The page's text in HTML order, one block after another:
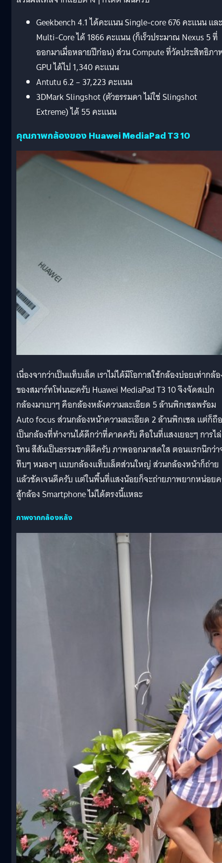
Geekbench 4.1 ได้คะแนน Single-core 676 คะแนน และ
Multi-Core ได้ 1866 คะแนน (ก็เร็วประมาณ Nexus 5 ที่
ออกมาเมื่อหลายปีก่อน) ส่วน Compute ที่วัดประสิทธิภา
GPU ได้ไป 1,340 คะแนน
Antutu 6.2 – 37,223 คะแนน
3DMark Slingshot (ตัวธรรมดา ไม่ใช่ Slingshot
Extreme) ได้ 55 คะแนน
คุณภาพกล้องของ Huawei MediaPad T3 10
เนื่องจากว่าเป็นแท็บเล็ต เราไม่ได้มีโอกาสใช้กล้องบ่อยเท่ากล้
ของสมาร์ทโฟนนะครับ Huawei MediaPad T3 10 จึงจัดสเปก
กล้องมาเบาๆ คือกล้องหลังความละเอียด 5 ล้านพิกเซลพร้อม
Auto focus ส่วนกล้องหน้าความละเอียด 2 ล้านพิกเซล แต่ก็ถื
เป็นกล้องที่ทำงานได้ดีกว่าที่คาดครับ คือในที่แสงเยอะๆ การไล่
โทน สีสันเป็นธรรมชาติดีครับ ภาพออกมาสดใส ตอนแรกนึกว่า
ทึบๆ หมองๆ แบบกล้องแท็บเล็ตส่วนใหญ่ ส่วนกล้องหน้าก็ถ่าย
แล้วชัดเจนดีครับ แต่ในพื้นที่แสงน้อยก็จะถ่ายภาพยากหน่อย
สู้กล้อง Smartphone ไม่ได้ตรงนี้แหละ
ภาพจากกล้องหลัง